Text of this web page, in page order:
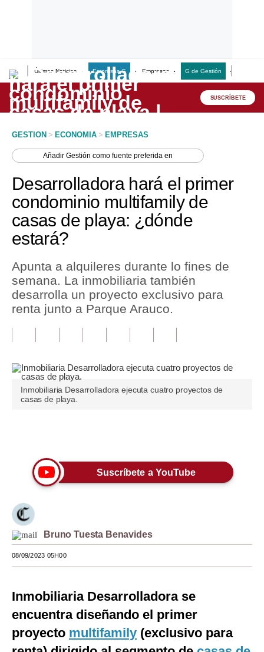
Últimas Noticias Empresas G Empresas G de Gestión
Lo último
Peru Quiosco
Economía
Mercados
Perú
Política
Tu Dinero
Finanzas Personales
Opinión
Editorial
Tendencias
Viajes
Moda
Estilos
Mundo
EEUU
México
SUSCRÍBETE
GESTION > ECONOMIA > EMPRESAS
AñadirGestión como fuente preferida en
Desarrolladora hará el primer
condominio multifamily de
casas de playa: ¿dónde
estará?
Apunta a alquileres durante lo fines de
semana. La inmobiliaria también
desarrolla un proyecto exclusivo para
renta junto a Parque Arauco.
Inmobiliaria Desarrolladora ejecuta cuatro proyectos de
casas de playa.
Suscríbete a YouTube
Bruno Tuesta Benavides
08/09/2023 05H00
Inmobiliaria Desarrolladora se
encuentra diseñando el primer
proyecto multifamily (exclusivo para